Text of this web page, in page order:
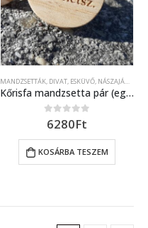
MANDZSETTÁK, DIVAT, ESKÜVŐ, NÁSZAJÁNDÉK
Kőrisfa mandzsetta pár (egyedi kérés szerinti) lézer gravírozott díszítéssel
0out of 5
6280Ft
KOSÁRBA TESZEM